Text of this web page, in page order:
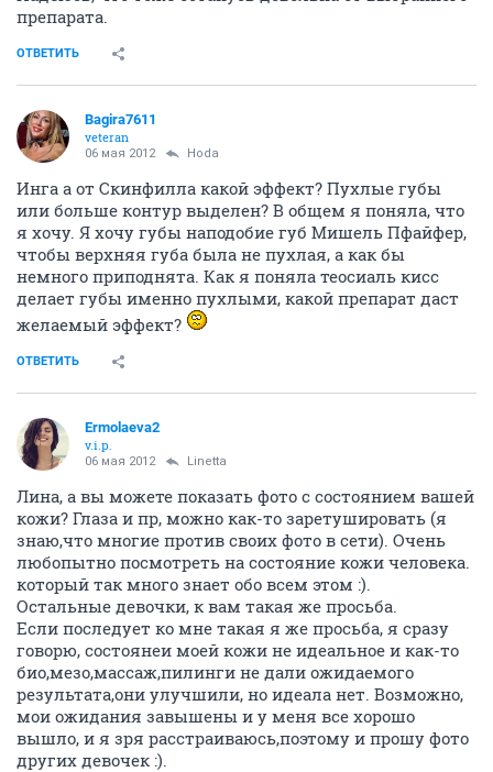
препарата.
ОТВЕТИТЬ
Bagira7611
veteran
06 мая 2012 Hoda
Инга а от Скинфилла какой эффект? Пухлые губы
или больше контур выделен? В общем я поняла, что
я хочу. Я хочу губы наподобие губ Мишель Пфайфер,
чтобы верхняя губа была не пухлая, а как бы
немного приподнята. Как я поняла теосиаль кисс
делает губы именно пухлыми, какой препарат даст
желаемый эффект?
ОТВЕТИТЬ
Ermolaeva2
v.i.p.
06 мая 2012 Linetta
Лина, а вы можете показать фото с состоянием вашей
кожи? Глаза и пр, можно как-то заретушировать (я
знаю,что многие против своих фото в сети). Очень
любопытно посмотреть на состояние кожи человека.
который так много знает обо всем этом :).
Остальные девочки, к вам такая же просьба.
Если последует ко мне такая я же просьба, я сразу
говорю, состоянеи моей кожи не идеальное и как-то
био,мезо,массаж,пилинги не дали ожидаемого
результата,они улучшили, но идеала нет. Возможно,
мои ожидания завышены и у меня все хорошо
вышло, и я зря расстраиваюсь,поэтому и прошу фото
других девочек :).